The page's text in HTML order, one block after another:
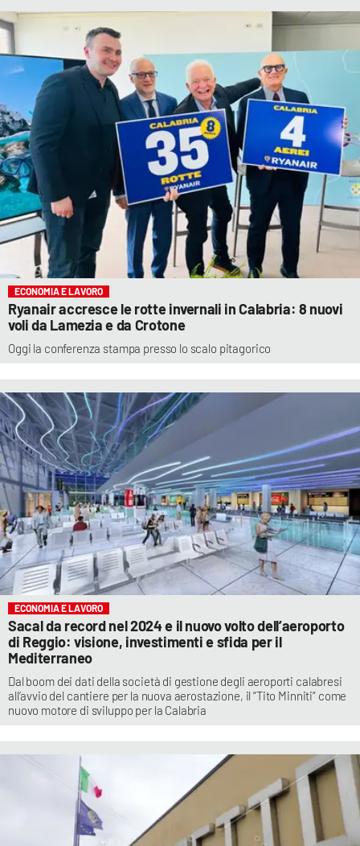
ECONOMIA E LAVORO
Ryanair accresce le rotte invernali in Calabria: 8 nuovi
voli da Lamezia e da Crotone
Oggi la conferenza stampa presso lo scalo pitagorico
ECONOMIA E LAVORO
Sacal da record nel 2024 e il nuovo volto dell’aeroporto
di Reggio: visione, investimenti e sfida per il
Mediterraneo
Dal boom dei dati della società di gestione degli aeroporti calabresi
all’avvio del cantiere per la nuova aerostazione, il “Tito Minniti” come
nuovo motore di sviluppo per la Calabria